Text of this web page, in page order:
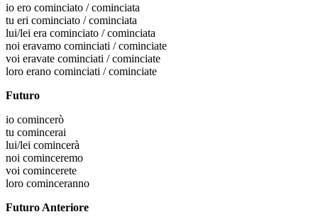
io ero cominciato / cominciata
tu eri cominciato / cominciata
lui/lei era cominciato / cominciata
noi eravamo cominciati / cominciate
voi eravate cominciati / cominciate
loro erano cominciati / cominciate
Futuro
io comincerò
tu comincerai
lui/lei comincerà
noi cominceremo
voi comincerete
loro cominceranno
Futuro Anteriore